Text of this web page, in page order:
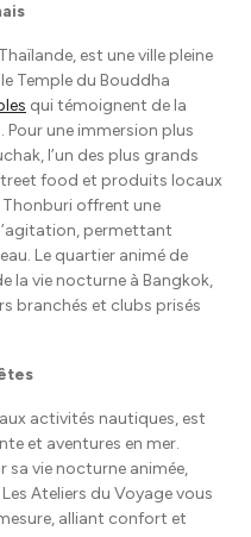
est une ville pleine
Temple du Bouddha
qui témoignent de la
une immersion plus
l’un des plus grands
food et produits locaux
Thonburi offrent une
permettant
Le quartier animé de
la vie nocturne à Bangkok,
branchés et clubs prisés
activités nautiques, est
et aventures en mer.
sa vie nocturne animée,
Ateliers du Voyage vous
alliant confort et